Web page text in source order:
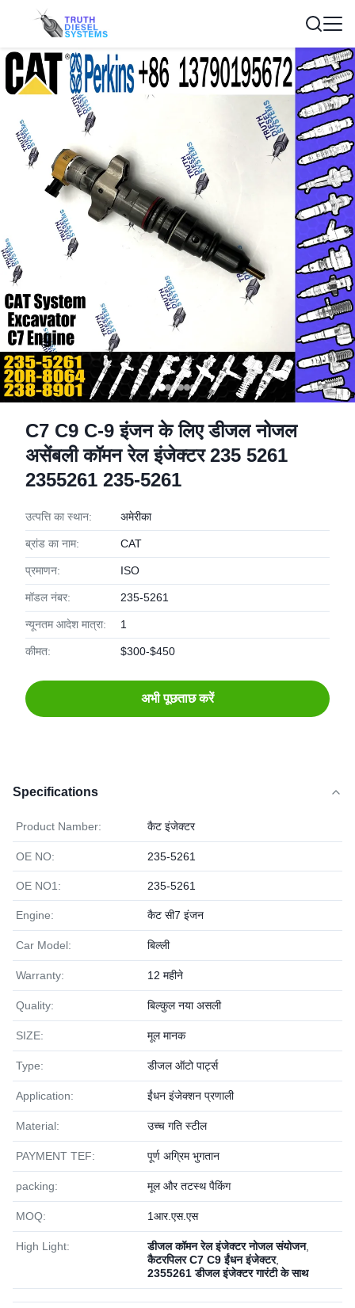
C7 C9 C-9 इंजन के लिए डीजल नोजल
असेंबली कॉमन रेल इंजेक्टर 235 5261
2355261 235-5261
उत्पत्ति का स्थान: अमेरीका
ब्रांड का नाम: CAT
प्रमाणन: ISO
मॉडल नंबर: 235-5261
न्यूनतम आदेश मात्रा: 1
कीमत: $300-$450
अभी पूछताछ करें
Specifications
Product Namber: कैट इंजेक्टर
OE NO: 235-5261
OE NO1: 235-5261
Engine: कैट सी7 इंजन
Car Model: बिल्ली
Warranty: 12 महीने
Quality: बिल्कुल नया असली
SIZE: मूल मानक
Type: डीजल ऑटो पार्ट्स
Application: ईंधन इंजेक्शन प्रणाली
Material: उच्च गति स्टील
PAYMENT TEF: पूर्ण अग्रिम भुगतान
packing: मूल और तटस्थ पैकिंग
MOQ: 1आर.एस.एस
High Light: डीजल कॉमन रेल इंजेक्टर नोजल संयोजन,
कैटरपिलर C7 C9 ईंधन इंजेक्टर,
2355261 डीजल इंजेक्टर गारंटी के साथ